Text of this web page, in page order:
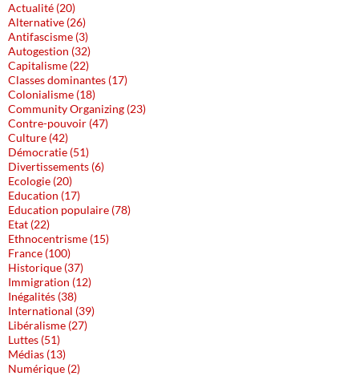
Actualité (20)
Alternative (26)
Antifascisme (3)
Autogestion (32)
Capitalisme (22)
Classes dominantes (17)
Colonialisme (18)
Community Organizing (23)
Contre-pouvoir (47)
Culture (42)
Démocratie (51)
Divertissements (6)
Ecologie (20)
Education (17)
Education populaire (78)
Etat (22)
Ethnocentrisme (15)
France (100)
Historique (37)
Immigration (12)
Inégalités (38)
International (39)
Libéralisme (27)
Luttes (51)
Médias (13)
Numérique (2)